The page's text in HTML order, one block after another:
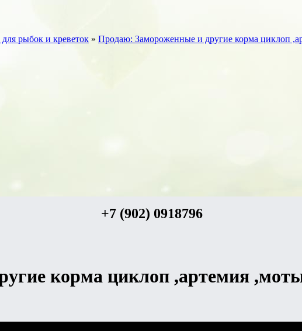
рыбок и креветок » Продаю: Замороженные и другие корма циклоп
+7 (902) 0918796
корма циклоп ,артемия